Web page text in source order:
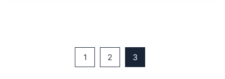
těchto interakcích.
1 2 3